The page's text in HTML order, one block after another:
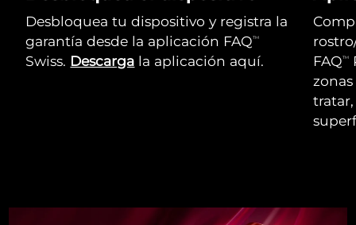
Desbloquea tu dispositivo y registra la
garantía desde la aplicación FAQTM
Swiss. Descarga la aplicación aquí.
FAQTM